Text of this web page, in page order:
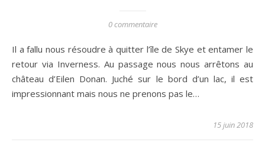
0 commentaire
Il a fallu nous résoudre à quitter l’île de Skye et entamer le
retour via Inverness. Au passage nous nous arrêtons au
château d’Eilen Donan. Juché sur le bord d’un lac, il est
impressionnant mais nous ne prenons pas le…
15 juin 2018